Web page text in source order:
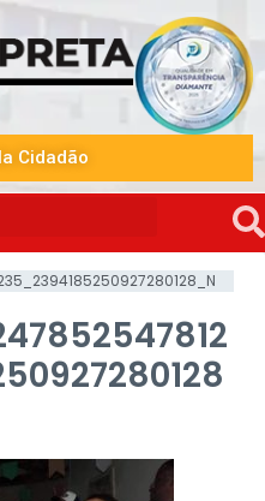
Cidadão